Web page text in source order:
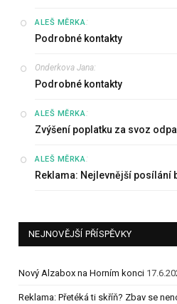
ALEŠ MĚRKA:
Podrobné kontakty
Onderkova Jana:
Podrobné kontakty
ALEŠ MĚRKA:
Zvýšení poplatku za svoz
ALEŠ MĚRKA:
Reklama: Nejlevnější posílání
NEJNOVĚJŠÍ PŘÍSPĚVKY
Nový Alzabox na Horním konci
Reklama: Přetéká ti skříň? Zbav se